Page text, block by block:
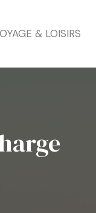
& LOISIRS